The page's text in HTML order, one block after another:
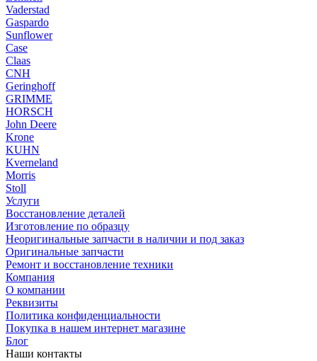
Vaderstad
Gaspardo
Sunflower
Case
Claas
CNH
Geringhoff
GRIMME
HORSCH
John Deere
Krone
KUHN
Kverneland
Morris
Stoll
Услуги
Восстановление деталей
Изготовление по образцу
Неоригинальные запчасти в наличии и под заказ
Оригинальные запчасти
Ремонт и восстановление техники
Компания
О компании
Реквизиты
Политика конфиденциальности
Покупка в нашем интернет магазине
Блог
Наши контакты